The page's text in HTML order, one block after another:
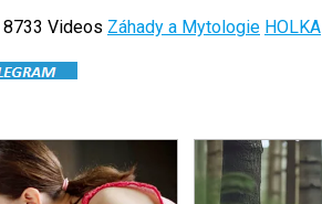
8733 Videos Záhady a Mytologie HOLKA